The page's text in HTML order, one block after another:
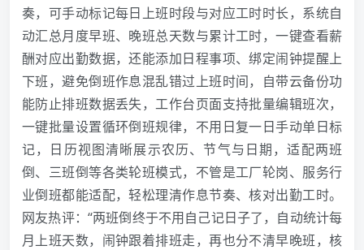
奏，可手动标记每日上班时段与对应工时时长，系统自
动汇总月度早班、晚班总天数与累计工时，一键查看薪
酬对应出勤数据，还能添加日程事项、绑定闹钟提醒上
下班，避免倒班作息混乱错过上班时间，自带云备份功
能防止排班数据丢失，工作台页面支持批量编辑班次，
一键批量设置循环倒班规律，不用日复一日手动单日标
记，日历视图清晰展示农历、节气与日期，适配两班
倒、三班倒等各类轮班模式，不管是工厂轮岗、服务行
业倒班都能适配，轻松理清作息节奏、核对出勤工时。
网友热评：“两班倒终于不用自己记日子了，自动统计每
月上班天数，闹钟跟着排班走，再也分不清早晚班，核